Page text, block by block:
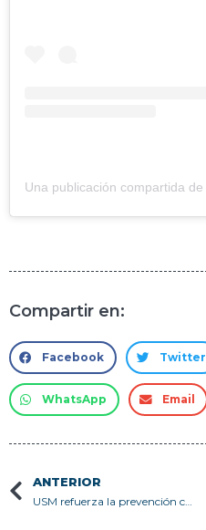
Compartir en:
Facebook Twitter
WhatsApp Email
ANTERIOR
USM refuerza la prevención con charla sobre seguridad en el Campus Casa Central Valparaíso